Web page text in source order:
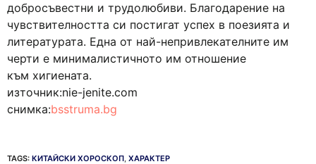
добросъвестни и трудолюбиви. Благодарение на
чувствителността си постигат успех в поезията и
литературата. Една от най-непривлекателните им
черти е минималистичното им отношение
към хигиената.
източник:nie-jenite.com
снимка:bsstruma.bg
TAGS: КИТАЙСКИ ХОРОСКОП, ХАРАКТЕР